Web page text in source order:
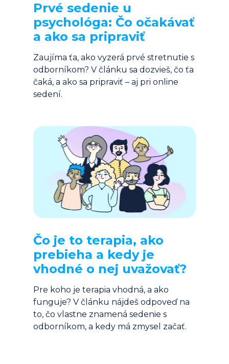
Prvé sedenie u
psychológa: Čo očakávať
a ako sa pripraviť
Zaujíma ťa, ako vyzerá prvé stretnutie s
odborníkom? V článku sa dozvieš, čo ťa
čaká, a ako sa pripraviť – aj pri online
sedení.
Čo je to terapia, ako
prebieha a kedy je
vhodné o nej uvažovať?
Pre koho je terapia vhodná, a ako
funguje? V článku nájdeš odpoveď na
to, čo vlastne znamená sedenie s
odborníkom, a kedy má zmysel začať.